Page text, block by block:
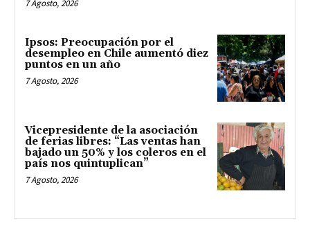
7 Agosto, 2026
Ipsos: Preocupación por el
desempleo en Chile aumentó diez
puntos en un año
7 Agosto, 2026
Vicepresidente de la asociación
de ferias libres: “Las ventas han
bajado un 50% y los coleros en el
país nos quintuplican”
7 Agosto, 2026